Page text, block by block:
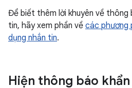
Để biết thêm lời khuyên về thông
tin, hãy xem phần về các phương
dụng nhắn tin.
Hiện thông báo